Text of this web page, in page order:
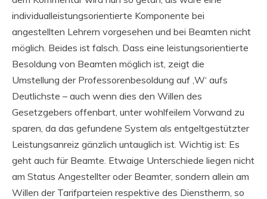
individualleistungsorientierte Komponente bei
angestellten Lehrern vorgesehen und bei Beamten nicht
möglich. Beides ist falsch. Dass eine leistungsorientierte
Besoldung von Beamten möglich ist, zeigt die
Umstellung der Professorenbesoldung auf ‚W‘ aufs
Deutlichste – auch wenn dies den Willen des
Gesetzgebers offenbart, unter wohlfeilem Vorwand zu
sparen, da das gefundene System als entgeltgestützter
Leistungsanreiz gänzlich untauglich ist. Wichtig ist: Es
geht auch für Beamte. Etwaige Unterschiede liegen nicht
am Status Angestellter oder Beamter, sondern allein am
Willen der Tarifparteien respektive des Dienstherrn, so